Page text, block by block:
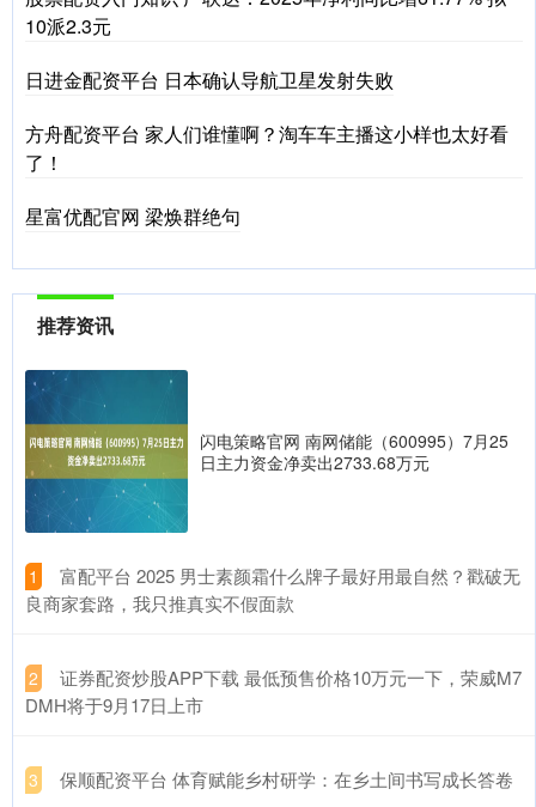
10派2.3元
日进金配资平台 日本确认导航卫星发射失败
方舟配资平台 家人们谁懂啊？淘车车主播这小样也太好看
了！
星富优配官网 梁焕群绝句
推荐资讯
闪电策略官网 南网储能（600995）7月25
日主力资金净卖出2733.68万元
1
​富配平台 2025 男士素颜霜什么牌子最好用最自然？戳破无
良商家套路，我只推真实不假面款
2
​证券配资炒股APP下载 最低预售价格10万元一下，荣威M7
DMH将于9月17日上市
3 ​保顺配资平台 体育赋能乡村研学：在乡土间书写成长答卷